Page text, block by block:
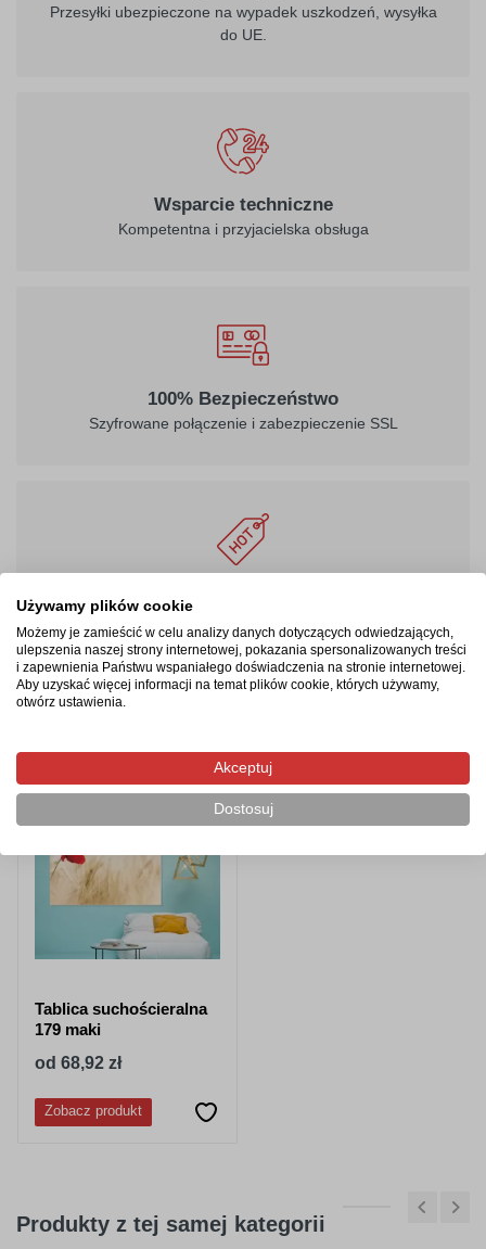
Przesyłki ubezpieczone na wypadek uszkodzeń, wysyłka
do UE.
Wsparcie techniczne
Kompetentna i przyjacielska obsługa
100% Bezpieczeństwo
Szyfrowane połączenie i zabezpieczenie SSL
24 - miesięczna gwarancja, możliwość zwrotu produktu
Tablica suchościeralna
179 maki
od 68,92 zł
Zobacz produkt
Produkty z tej samej kategorii
Używamy plików cookie
Możemy je zamieścić w celu analizy danych dotyczących odwiedzających,
ulepszenia naszej strony internetowej, pokazania spersonalizowanych treści
i zapewnienia Państwu wspaniałego doświadczenia na stronie internetowej.
Aby uzyskać więcej informacji na temat plików cookie, których używamy,
otwórz ustawienia.
Akceptuj
Dostosuj